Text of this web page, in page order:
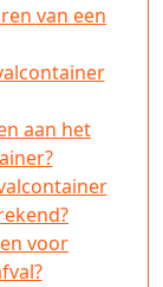
van een
aan het
voor